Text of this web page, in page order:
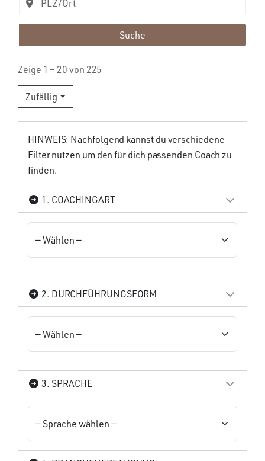
Suche
Zeige 1 – 20 von 225
Zufällig
HINWEIS: Nachfolgend kannst du verschiedene
Filter nutzen um den für dich passenden Coach zu
finden.
1. COACHINGART
2. DURCHFÜHRUNGSFORM
3. SPRACHE